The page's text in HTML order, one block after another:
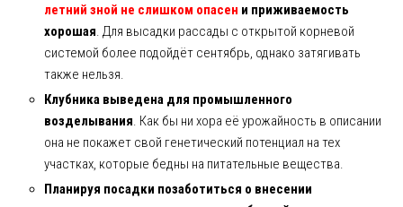
летний зной не слишком опасен и приживаемость
хорошая. Для высадки рассады с открытой корневой
системой более подойдёт сентябрь, однако затягивать
также нельзя.
Клубника выведена для промышленного
возделывания. Как бы ни хора её урожайность в описании
она не покажет свой генетический потенциал на тех
участках, которые бедны на питательные вещества.
Планируя посадки позаботиться о внесении